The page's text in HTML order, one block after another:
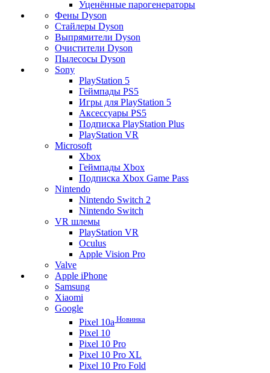
Уценённые парогенераторы
Фены Dyson
Стайлеры Dyson
Выпрямители Dyson
Очистители Dyson
Пылесосы Dyson
Sony
PlayStation 5
Геймпады PS5
Игры для PlayStation 5
Аксессуары PS5
Подписка PlayStation Plus
PlayStation VR
Microsoft
Xbox
Геймпады Xbox
Подписка Xbox Game Pass
Nintendo
Nintendo Switch 2
Nintendo Switch
VR шлемы
PlayStation VR
Oculus
Apple Vision Pro
Valve
Apple iPhone
Samsung
Xiaomi
Google
Pixel 10a Новинка
Pixel 10
Pixel 10 Pro
Pixel 10 Pro XL
Pixel 10 Pro Fold